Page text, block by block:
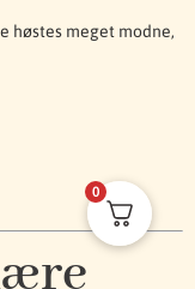
høstes meget modne,
0